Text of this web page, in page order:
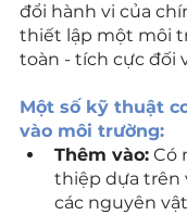
đổi hành vi của
thiết lập một môi
toàn - tích cực đối
Một số kỹ thuật
vào môi trường:
Thêm vào: Có
thiệp dựa trên
các nguyên